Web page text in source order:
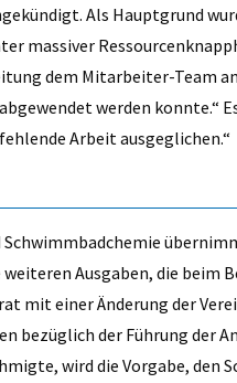
Als Hauptgrund
massiver
dem Mitarbeiter-Team
werden konnte.“
Arbeit ausgeglichen.“
Ausgaben, die beim
mit einer Änderung der
bezüglich der Führung der
wird die Vorgabe, den